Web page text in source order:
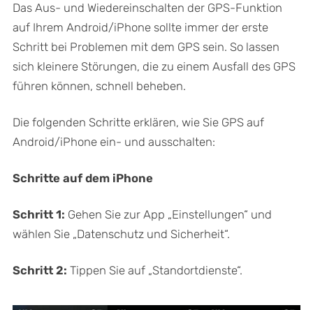
Das Aus- und Wiedereinschalten der GPS-Funktion
auf Ihrem Android/iPhone sollte immer der erste
Schritt bei Problemen mit dem GPS sein. So lassen
sich kleinere Störungen, die zu einem Ausfall des GPS
führen können, schnell beheben.
Die folgenden Schritte erklären, wie Sie GPS auf
Android/iPhone ein- und ausschalten:
Schritte auf dem iPhone
Schritt 1: Gehen Sie zur App „Einstellungen“ und
wählen Sie „Datenschutz und Sicherheit“.
Schritt 2: Tippen Sie auf „Standortdienste“.